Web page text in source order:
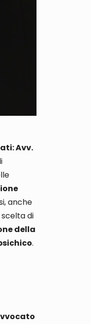
Avv.
anche
sceltadi
della
.